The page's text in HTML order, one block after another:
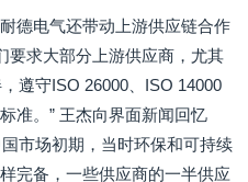
德电气还带动上游供应链合作
要求大部分上游供应商，尤其
遵守ISO 26000、ISO 14000
准。” 王杰向界面新闻回忆
市场初期，当时环保和可持续
完备，一些供应商的一半供应